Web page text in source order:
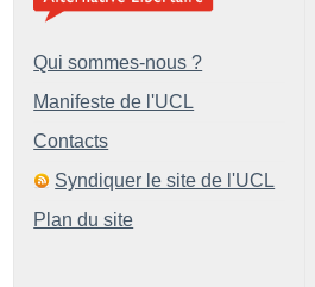
Qui sommes-nous ?
Manifeste de l'UCL
Contacts
Syndiquer le site de l'UCL
Plan du site